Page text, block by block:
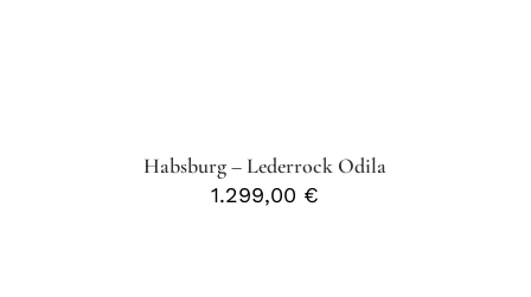
Habsburg – Lederrock Odila
1.299,00 €